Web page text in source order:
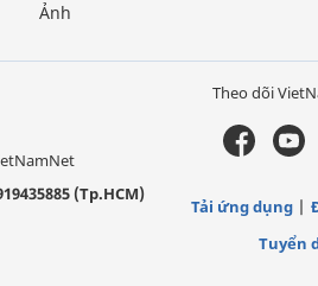
Ảnh
(Tp.HCM)
Theo dõi
Tải ứng dụng
Tuyển